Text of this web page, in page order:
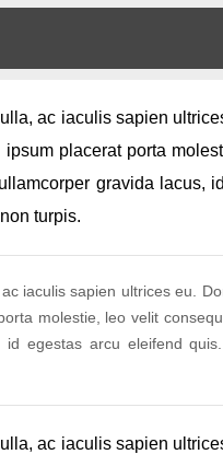
ac iaculis sapien
placerat porta
gravida lacus,
turpis.
iaculis sapien ultrices eu.
molestie, leo velit
egestas arcu eleifend
ac iaculis sapien